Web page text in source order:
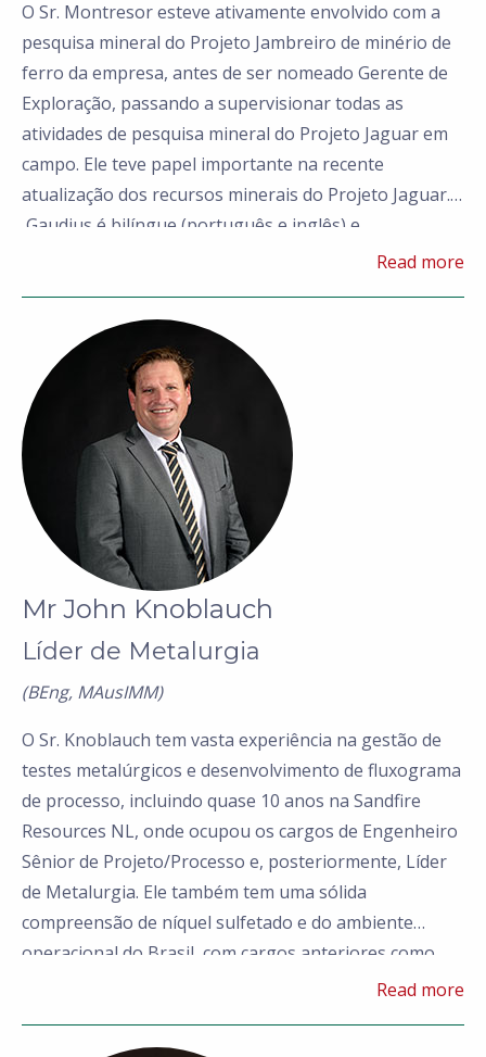
O Sr. Montresor esteve ativamente envolvido com a
pesquisa mineral do Projeto Jambreiro de minério de
ferro da empresa, antes de ser nomeado Gerente de
Exploração, passando a supervisionar todas as
atividades de pesquisa mineral do Projeto Jaguar em
campo. Ele teve papel importante na recente
atualização dos recursos minerais do Projeto Jaguar.
Gaudius é bilíngue (português e inglês) e,
Read more
Mr John Knoblauch
Líder de Metalurgia
(BEng, MAusIMM)
O Sr. Knoblauch tem vasta experiência na gestão de
testes metalúrgicos e desenvolvimento de fluxograma
de processo, incluindo quase 10 anos na Sandfire
Resources NL, onde ocupou os cargos de Engenheiro
Sênior de Projeto/Processo e, posteriormente, Líder
de Metalurgia. Ele também tem uma sólida
compreensão de níquel sulfetado e do ambiente
operacional do Brasil, com cargos anteriores como
Superintendente de Projeto no Empreendimento de
Engenheiro de Processo de Grupo nas operações de
Read more